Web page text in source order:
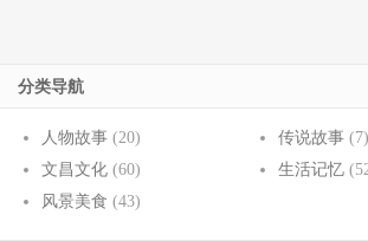
分类导航
人物故事 (20) 传说故事(7)
文昌文化 (60) 生活记忆
风景美食 (43)